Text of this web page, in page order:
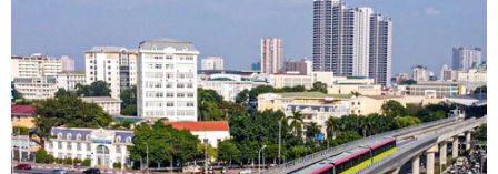
Suntech Engineering và Envioneer sẽ
tham gia sự kiện Entech Vietnam